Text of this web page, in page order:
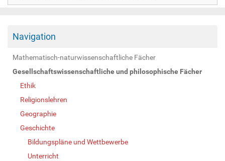
Navigation
Mathematisch-naturwissenschaftliche Fächer
Gesellschaftswissenschaftliche und philosophische Fächer
Ethik
Religionslehren
Geographie
Geschichte
Bildungspläne und Wettbewerbe
Unterricht